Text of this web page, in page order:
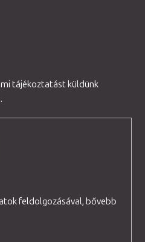
tájékoztatást küldünk
feldolgozásával, bővebb